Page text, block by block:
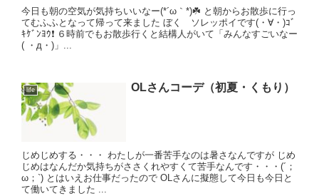
今日も朝の空気が気持ちいいなー(*´ω｀*)☘️ と朝からお散歩に行っ
てむふふとなって帰って来ました ぼく ソレッポイです(・∀・)ｺﾞ
ｷｹﾞﾝﾖｳ❗️ ６時前でもお散歩行くと結構人がいて「みんなすごいなー
( ・д・)」...
life OLさんコーデ（初夏・くもり）
じめじめする・・・ わたしが一番苦手なのは暑さなんですが じめ
じめはなんだか気持ちがささくれやすくて苦手なんです・・・(´；
ω；`) とはいえお仕事だったので OLさんに擬態して今日も今日と
て働いてきました ...